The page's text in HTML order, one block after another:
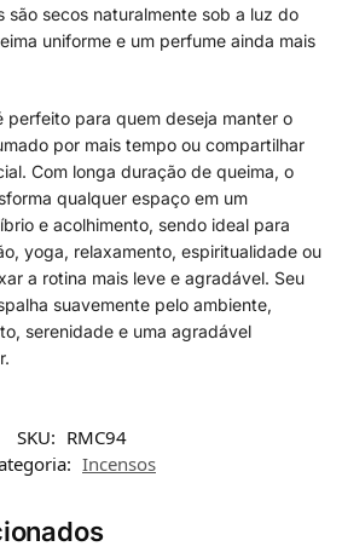
são secos naturalmente sob a luz do
uniforme e um perfume ainda mais
perfeito para quem deseja manter o
por mais tempo ou compartilhar
Com longa duração de queima, o
qualquer espaço em um
e acolhimento, sendo ideal para
yoga, relaxamento, espiritualidade ou
a rotina mais leve e agradável. Seu
suavemente pelo ambiente,
serenidade e uma agradável
SKU: RMC94
Incensos